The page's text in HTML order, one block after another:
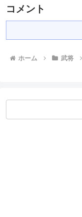
コメント
ホーム 武将